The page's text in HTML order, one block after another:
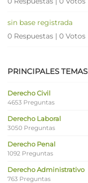
sin base registrada
0 Respuestas | 0 Votos
PRINCIPALES TEMAS
Derecho Civil
4653 Preguntas
Derecho Laboral
3050 Preguntas
Derecho Penal
1092 Preguntas
Derecho Administrativo
763 Preguntas